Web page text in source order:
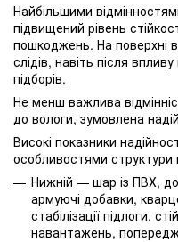
Найбільшими
підвищений рівень
пошкоджень. На поверхні
слідів, навіть після
підборів.
Не менш важлива
до вологи, зумовлена
Високі показники
особливостями структури
Нижній — шар із ПВХ,
армуючі добавки,
стабілізації підлоги,
навантажень,